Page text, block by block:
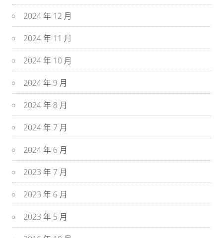
2024 年 12 月
2024 年 11 月
2024 年 10 月
2024 年 9 月
2024 年 8 月
2024 年 7 月
2024 年 6 月
2023 年 7 月
2023 年 6 月
2023 年 5 月